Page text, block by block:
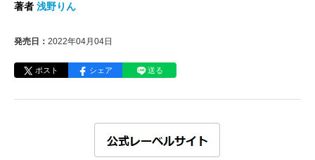
著者 浅野りん
発売日： 2022年04月04日
ポスト シェア 送る